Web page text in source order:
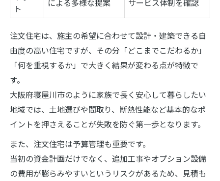
ト
注文住宅は、施主の希望に合わせて設計・建築できる自
由度の高い住宅ですが、その分「どこまでこだわるか」
「何を重視するか」で大きく結果が変わる点が特徴で
す。
大阪府寝屋川市のように家族で長く安心して暮らしたい
地域では、土地選びや間取り、断熱性能など基本的なポ
イントを押さえることが失敗を防ぐ第一歩となります。
また、注文住宅は予算管理も重要です。
当初の資金計画だけでなく、追加工事やオプション設備
の費用が膨らみやすいというリスクがあるため、見積も